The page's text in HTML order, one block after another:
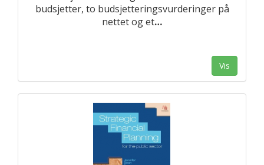
budsjetter, to budsjetteringsvurderinger på
nettet og et…
Vis